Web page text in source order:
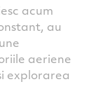
acum
au
aeriene
explorarea